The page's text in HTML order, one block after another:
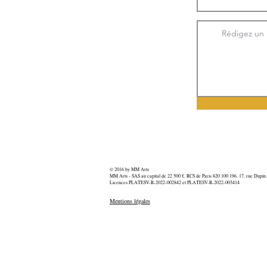
© 2016 by MM Arts
MM Arts - SAS au capital de 22 500 €. RCS de Paris 820 100 196. 17, rue
Licences PLATESV-R-2022-002842 et PLATESV-R-2022-003414
Mentions légales